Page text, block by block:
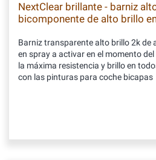
NextClear brillante - barniz
bicomponente de alto brillo
Barniz transparente alto brillo 2k de
en spray a activar en el momento
la máxima resistencia y brillo en
con las pinturas para coche bicapas